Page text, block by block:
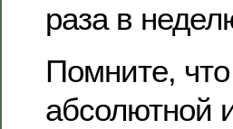
раза в
Помните,
абсолютной